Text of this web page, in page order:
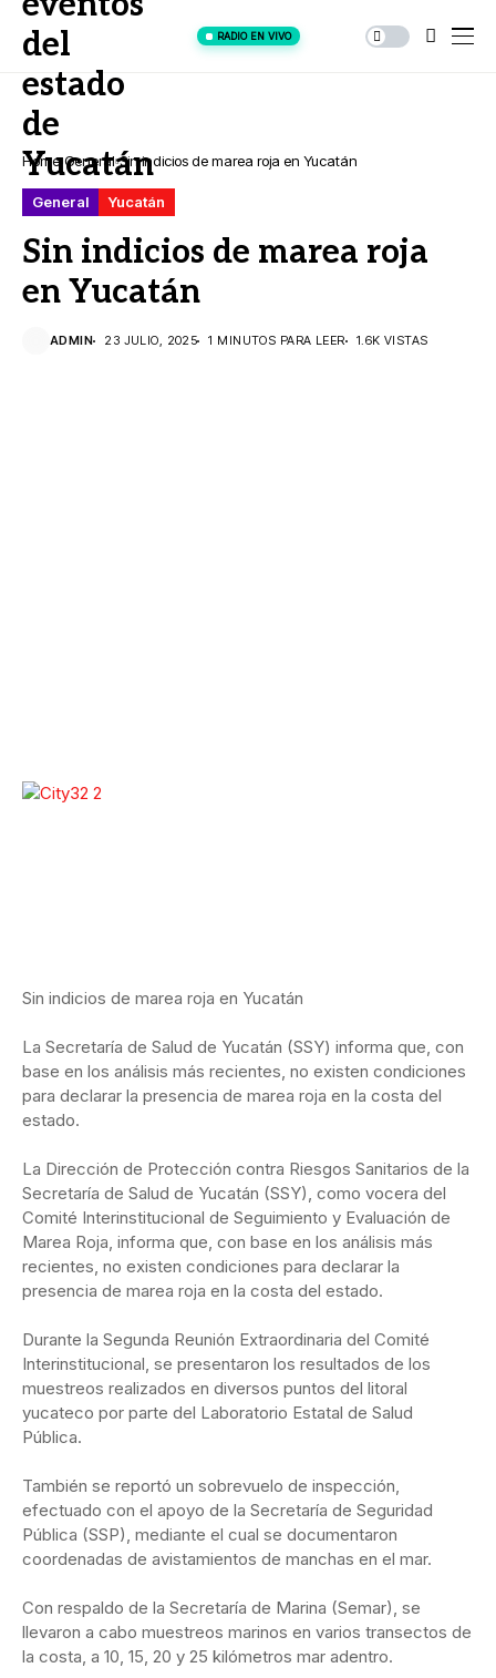
RADIO EN VIVO
Home General Sin indicios de marea roja en Yucatán
General Yucatán
Sin indicios de marea roja
en Yucatán
ADMIN 23 JULIO, 2025 1 MINUTOS PARA LEER 1.6K VISTAS
Sin indicios de marea roja en Yucatán
La Secretaría de Salud de Yucatán (SSY) informa que, con
base en los análisis más recientes, no existen condiciones
para declarar la presencia de marea roja en la costa del
estado.
La Dirección de Protección contra Riesgos Sanitarios de la
Secretaría de Salud de Yucatán (SSY), como vocera del
Comité Interinstitucional de Seguimiento y Evaluación de
Marea Roja, informa que, con base en los análisis más
recientes, no existen condiciones para declarar la
presencia de marea roja en la costa del estado.
Durante la Segunda Reunión Extraordinaria del Comité
Interinstitucional, se presentaron los resultados de los
muestreos realizados en diversos puntos del litoral
yucateco por parte del Laboratorio Estatal de Salud
Pública.
También se reportó un sobrevuelo de inspección,
efectuado con el apoyo de la Secretaría de Seguridad
Pública (SSP), mediante el cual se documentaron
coordenadas de avistamientos de manchas en el mar.
Con respaldo de la Secretaría de Marina (Semar), se
llevaron a cabo muestreos marinos en varios transectos de
la costa, a 10, 15, 20 y 25 kilómetros mar adentro.